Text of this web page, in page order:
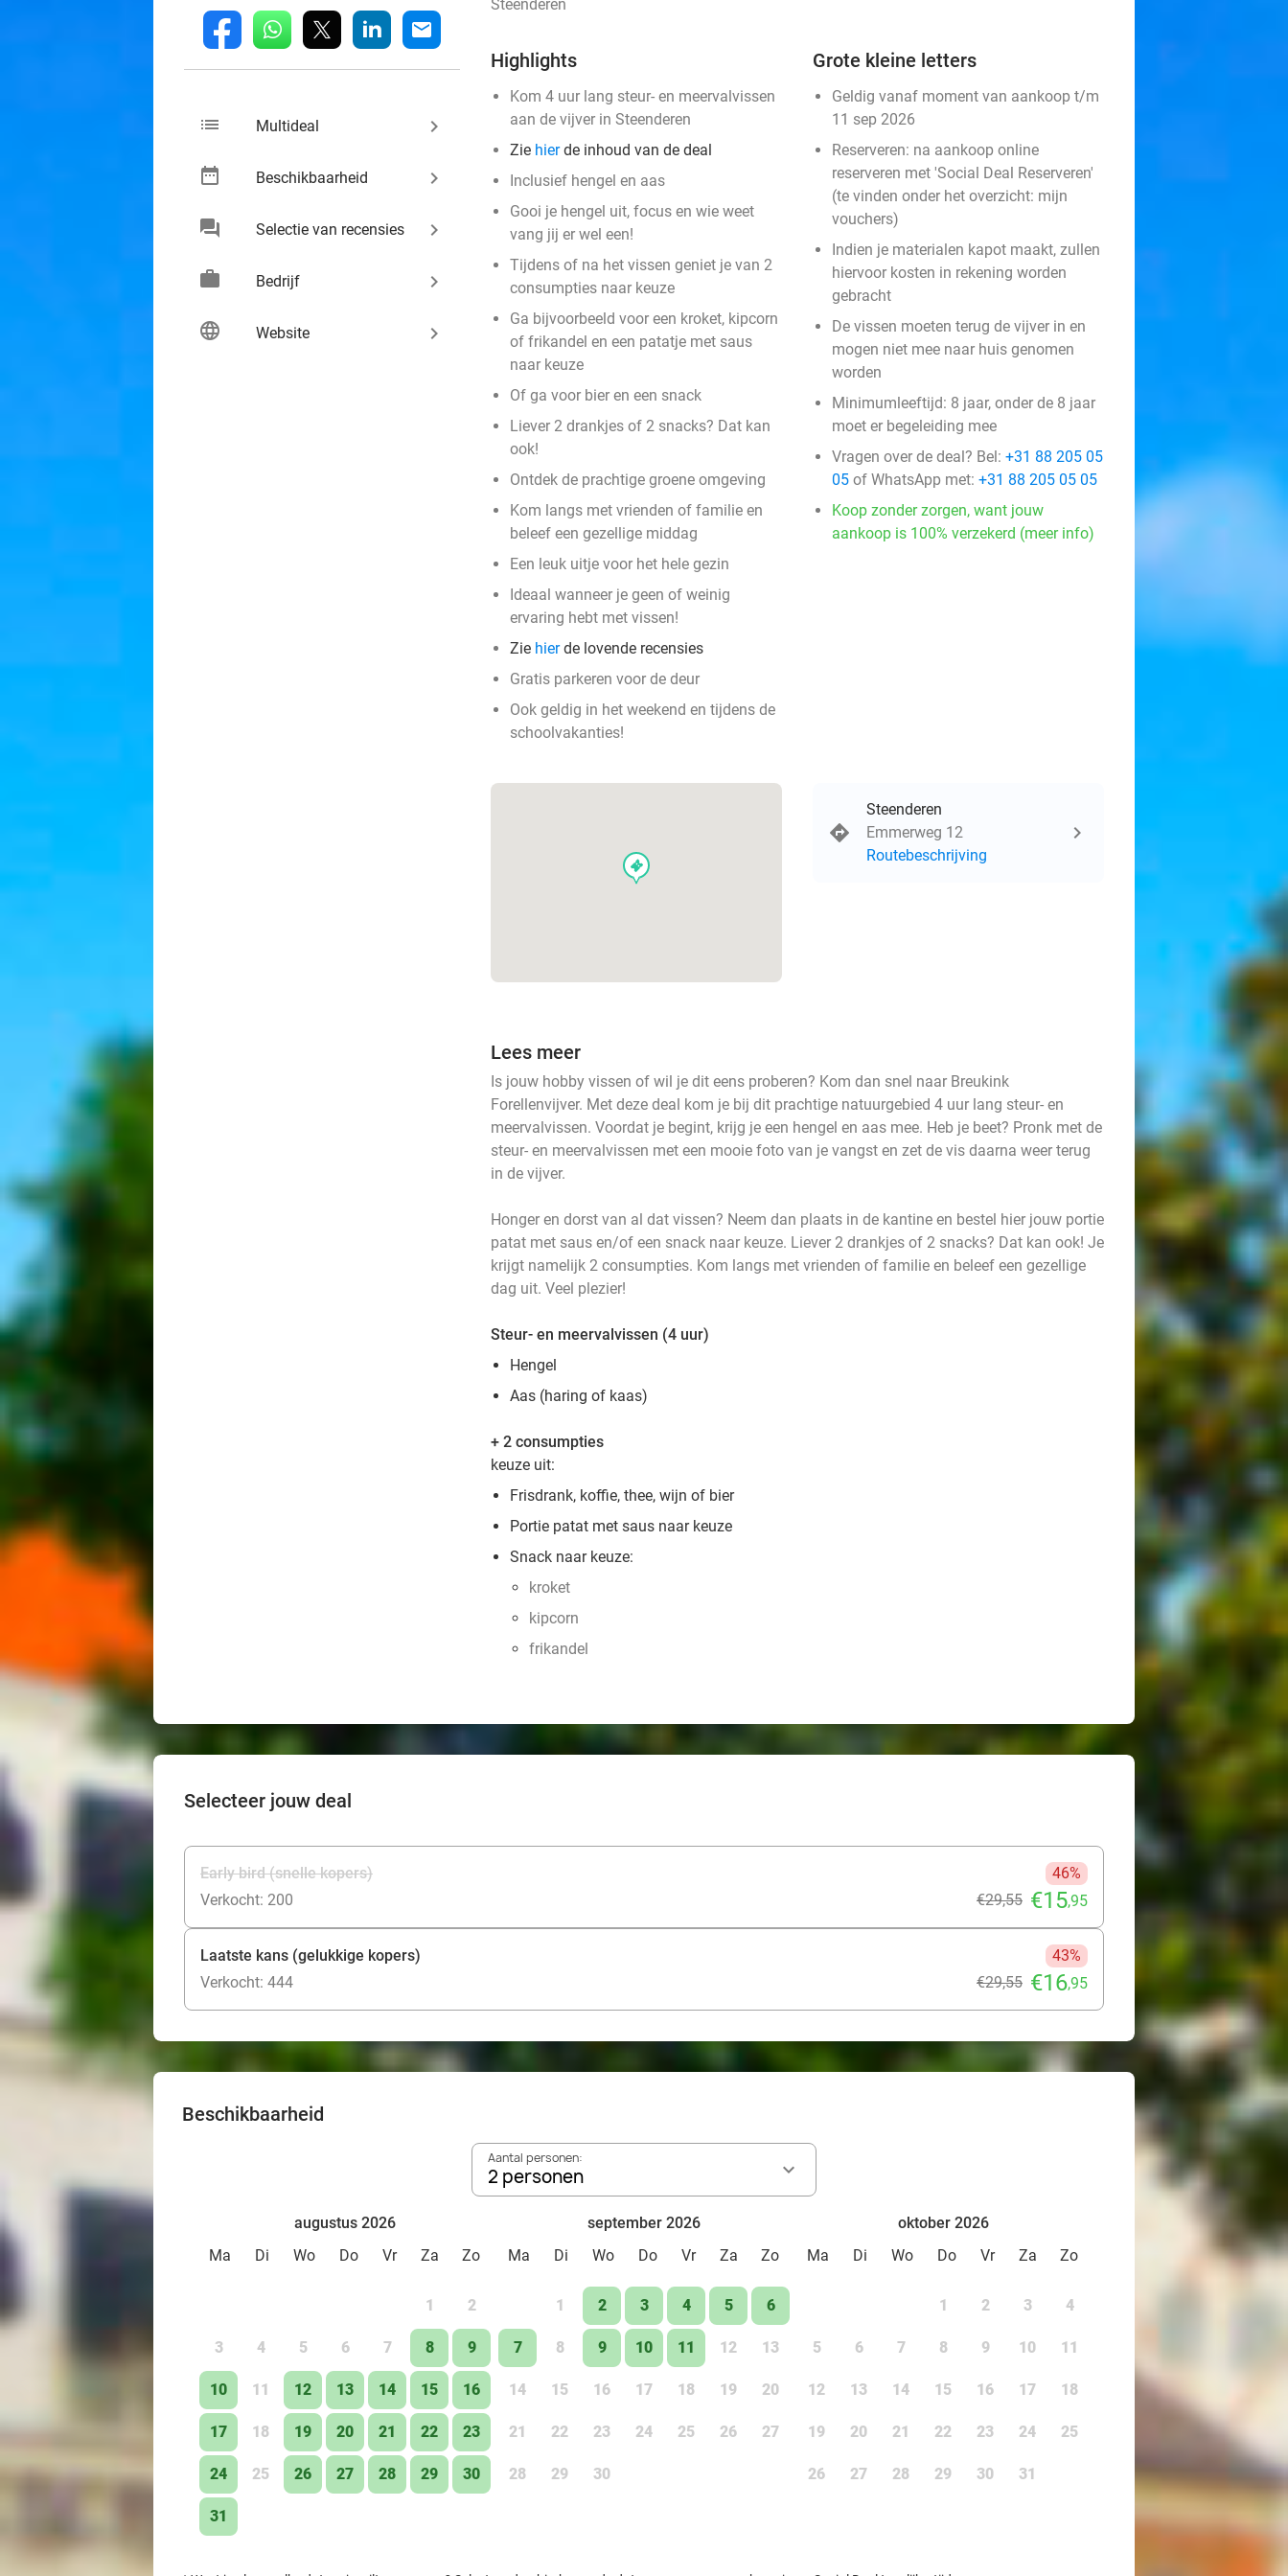
fb whatsapp linkedin mail
list Multideal keyboard_arrow_right
date_range Beschikbaarheid keyboard_arrow_right
chat Selectie van recensies keyboard_arrow_right
work Bedrijf keyboard_arrow_right
language Website keyboard_arrow_right
Steenderen
Highlights
Kom 4 uur lang steur- en meervalvissen
aan de vijver in Steenderen
Zie hierde inhoud van de deal
Inclusief hengel en aas
Gooi je hengel uit, focus en wie weet
vang jij er wel een!
Tijdens of na het vissen geniet je van 2
consumpties naar keuze
Ga bijvoorbeeld voor een kroket, kipcorn
of frikandel en een patatje met saus
naar keuze
Of ga voor bier en een snack
Liever 2 drankjes of 2 snacks? Dat kan
ook!
Ontdek de prachtige groene omgeving
Kom langs met vrienden of familie en
beleef een gezellige middag
Een leuk uitje voor het hele gezin
Ideaal wanneer je geen of weinig
ervaring hebt met vissen!
Zie hierde lovende recensies
Gratis parkeren voor de deur
Ook geldig in het weekend en tijdens de
schoolvakanties!
Grote kleine letters
Geldig vanaf moment van aankoop t/m
11 sep 2026
Reserveren: na aankoop online
reserveren met 'Social Deal Reserveren'
(te vinden onder het overzicht: mijn
vouchers)
Indien je materialen kapot maakt, zullen
hiervoor kosten in rekening worden
gebracht
De vissen moeten terug de vijver in en
mogen niet mee naar huis genomen
worden
Minimumleeftijd: 8 jaar, onder de 8 jaar
moet er begeleiding mee
Vragen over de deal? Bel: +31 88 205 05
05 of WhatsApp met: +31 88 205 05 05
Koop zonder zorgen, want jouw
aankoop is 100% verzekerd (meer info)
events
Steenderen
Emmerweg 12
Routebeschrijving
Lees meer
Is jouw hobby vissen of wil je dit eens proberen? Kom dan snel naar Breukink
Forellenvijver. Met deze deal kom je bij dit prachtige natuurgebied 4 uur lang steur- en
meervalvissen. Voordat je begint, krijg je een hengel en aas mee. Heb je beet? Pronk met de
steur- en meervalvissen met een mooie foto van je vangst en zet de vis daarna weer terug
in de vijver.
Honger en dorst van al dat vissen? Neem dan plaats in de kantine en bestel hier jouw portie
patat met saus en/of een snack naar keuze. Liever 2 drankjes of 2 snacks? Dat kan ook! Je
krijgt namelijk 2 consumpties. Kom langs met vrienden of familie en beleef een gezellige
dag uit. Veel plezier!
Steur- en meervalvissen (4 uur)
Hengel
Aas (haring of kaas)
+ 2 consumpties
keuze uit:
Frisdrank, koffie, thee, wijn of bier
Portie patat met saus naar keuze
Snack naar keuze:
kroket
kipcorn
frikandel
Selecteer jouw deal
Early bird (snelle kopers)
46%
Verkocht: 200
€29,55 €15,95
Laatste kans (gelukkige kopers)
43%
Verkocht: 444
€29,55 €16,95
Beschikbaarheid
Aantal personen:
2 personen
augustus 2026
Ma
Di Wo Do Vr Za Zo
1 2
3 4 5 6 7 8 9
10 11 12 13 14 15 16
17 18 19 20 21 22 23
24 25 26 27 28 29 30
31
september 2026
Ma
Di Wo Do Vr Za Zo
1 2 3 4 5 6
7 8 9 10 11 12 13
14 15 16 17 18 19 20
21 22 23 24 25 26 27
28 29 30
oktober 2026
Ma
Di Wo Do Vr Za Zo
1 2 3 4
5 6 7 8 9 10 11
12 13 14 15 16 17 18
19 20 21 22 23 24 25
26 27 28 29 30 31